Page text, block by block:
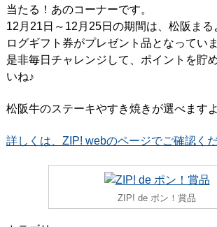
当たる！あのコーナーです。
12月21日～12月25日の期間は、松阪まる
ログギフト券がプレゼント品となっていま
是非毎日チャレンジして、ポイントを貯
いね♪
松阪牛のステーキやすき焼きが選べます
詳しくは、ZIP! webのページでご確認く
ZIP! de ポン！賞品